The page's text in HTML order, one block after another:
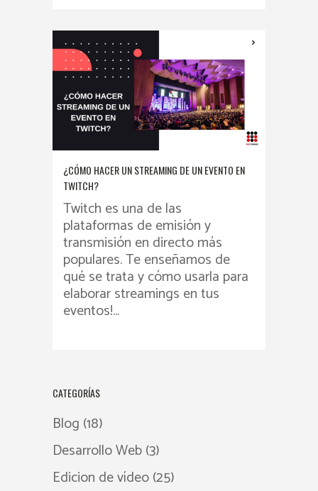
¿CÓMO HACER UN STREAMING DE UN EVENTO EN
TWITCH?
Twitch es una de las
plataformas de emisión y
transmisión en directo más
populares. Te enseñamos de
qué se trata y cómo usarla para
elaborar streamings en tus
eventos!...
CATEGORÍAS
Blog (18)
Desarrollo Web(3)
Edicion de vídeo(25)